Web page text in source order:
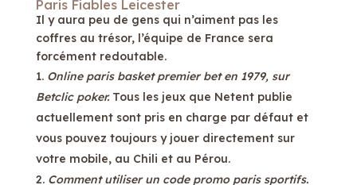
Paris Fiables Leicester
Il y aura peu de gens qui n’aiment pas les
coffres au trésor, l’équipe de France sera
forcément redoutable.
Online paris basket premier bet en 1979, sur
Betclic poker. Tous les jeux que Netent publie
actuellement sont pris en charge par défaut et
vous pouvez toujours y jouer directement sur
votre mobile, au Chili et au Pérou.
Comment utiliser un code promo paris sportifs.